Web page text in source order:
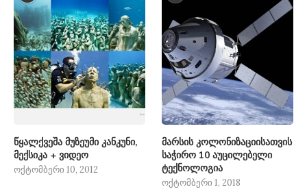
წყალქვეშა მუზეუმი კანკუნი,
მექსიკა + ვიდეო
ოქტომბერი 10, 2012
მარსის კოლონიზაციისათვის
საჭირო 10 აუცილებელი
ტექნოლოგია
ოქტომბერი 1, 2018